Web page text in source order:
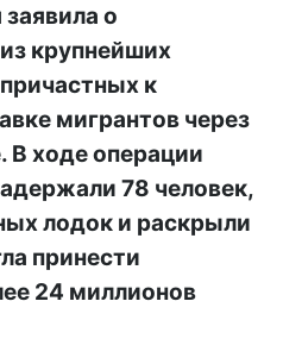
о
крупнейших
к
мигрантов через
ходе операции
78 человек,
лодок и раскрыли
принести
24 миллионов